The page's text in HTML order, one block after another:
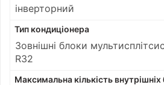
інверторний
Тип кондиціонера
Зовнішні блоки
R32
Максимальна кількість внутрішніх